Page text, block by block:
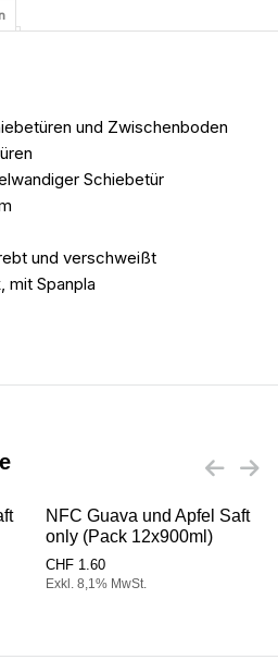
und Zwischenboden
Schiebetür
und verschweißt
mit Spanpla
NFC Guava und Apfel Saft
only (Pack 12x900ml)
CHF 1.60
Exkl. 8,1% MwSt.